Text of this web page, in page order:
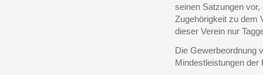
seinen Satzungen
Zugehörigkeit zu dem
dieser Verein nur
Die Gewerbeordnung
Mindestleistungen